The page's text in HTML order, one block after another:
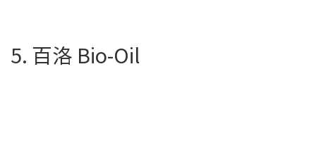
5. 百洛 Bio-Oil